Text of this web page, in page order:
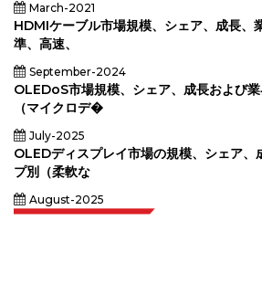
ジデバ
イス）
による
キャプ
地域分
析、
2024-
2031
March-2021
HDMIケーブル市場規模、シェア、成長、
準、高速、
September-2024
OLEDoS市場規模、シェア、成長および
（マイクロデ�
July-2025
OLEDディスプレイ市場の規模、シェア、
プ別（柔軟な
August-2025